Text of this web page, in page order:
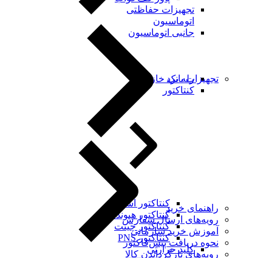
تجهیزات حفاظتی
اتوماسیون
جانبی اتوماسیون
رله برد
کنتاکتور
کنتاکتور اشنایدر
کنتاکتور هیوندای
کنتاکتور چینت
کنتاکتور PNS
کلید حرارتی
تجهیزات بانک خازنی
راهنمای خرید
رویه‌های ارسال سفارش
آموزش خرید سازمانی
نحوه دریافت پیش‌فاکتور
رویه‌های بازگرداندن کالا